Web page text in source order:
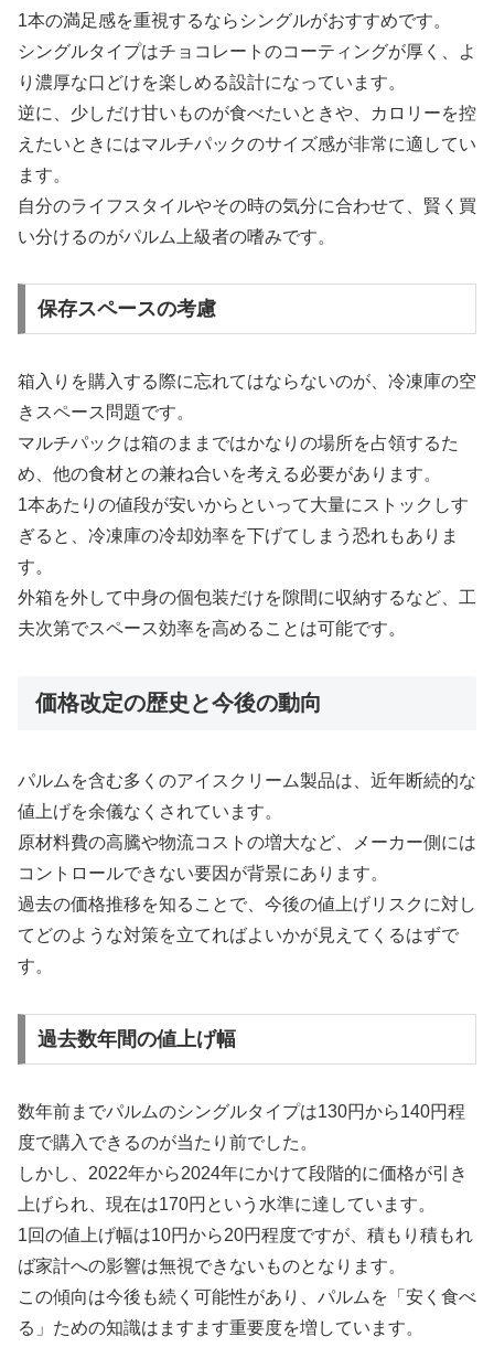
1本の満足感を重視するならシングルがおすすめです。
シングルタイプはチョコレートのコーティングが厚く、よ
り濃厚な口どけを楽しめる設計になっています。
逆に、少しだけ甘いものが食べたいときや、カロリーを控
えたいときにはマルチパックのサイズ感が非常に適してい
ます。
自分のライフスタイルやその時の気分に合わせて、賢く買
い分けるのがパルム上級者の嗜みです。
保存スペースの考慮
箱入りを購入する際に忘れてはならないのが、冷凍庫の空
きスペース問題です。
マルチパックは箱のままではかなりの場所を占領するた
め、他の食材との兼ね合いを考える必要があります。
1本あたりの値段が安いからといって大量にストックしす
ぎると、冷凍庫の冷却効率を下げてしまう恐れもありま
す。
外箱を外して中身の個包装だけを隙間に収納するなど、工
夫次第でスペース効率を高めることは可能です。
価格改定の歴史と今後の動向
パルムを含む多くのアイスクリーム製品は、近年断続的な
値上げを余儀なくされています。
原材料費の高騰や物流コストの増大など、メーカー側には
コントロールできない要因が背景にあります。
過去の価格推移を知ることで、今後の値上げリスクに対し
てどのような対策を立てればよいかが見えてくるはずで
す。
過去数年間の値上げ幅
数年前までパルムのシングルタイプは130円から140円程
度で購入できるのが当たり前でした。
しかし、2022年から2024年にかけて段階的に価格が引き
上げられ、現在は170円という水準に達しています。
1回の値上げ幅は10円から20円程度ですが、積もり積もれ
ば家計への影響は無視できないものとなります。
この傾向は今後も続く可能性があり、パルムを「安く食べ
る」ための知識はますます重要度を増しています。